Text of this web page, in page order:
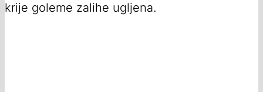
krije goleme zalihe ugljena.